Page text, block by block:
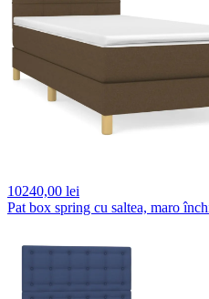
10240,00 lei
Pat box spring cu saltea, maro